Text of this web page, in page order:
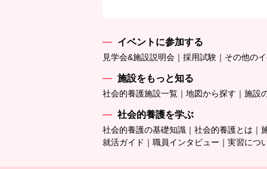
イベントに参加する
見学会&施設説明会 採用試験 その他の
施設をもっと知る
社会的養護施設一覧 地図から探す 施設
社会的養護を学ぶ
社会的養護の基礎知識 社会的養護とは
就活ガイド
職員インタビュー 実習につ